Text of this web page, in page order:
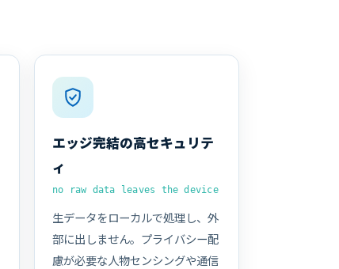
エッジ完結の高セキュリテ
ィ
no raw data leaves the device
生データをローカルで処理し、外
部に出しません。プライバシー配
慮が必要な人物センシングや通信